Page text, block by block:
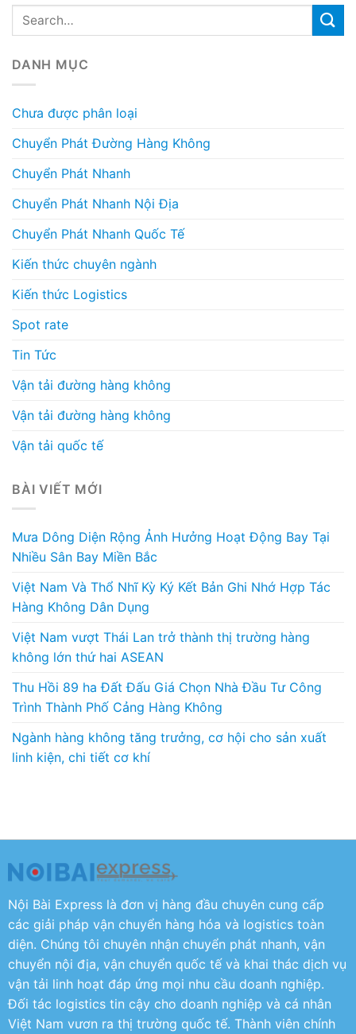
DANH MỤC
Chưa được phân loại
Chuyển Phát Đường Hàng Không
Chuyển Phát Nhanh
Chuyển Phát Nhanh Nội Địa
Chuyển Phát Nhanh Quốc Tế
Kiến thức chuyên ngành
Kiến thức Logistics
Spot rate
Tin Tức
Vận tải đường hàng không
Vận tải đường hàng không
Vận tải quốc tế
BÀI VIẾT MỚI
Mưa Dông Diện Rộng Ảnh Hưởng Hoạt Động Bay Tại
Nhiều Sân Bay Miền Bắc
Việt Nam Và Thổ Nhĩ Kỳ Ký Kết Bản Ghi Nhớ Hợp Tác
Hàng Không Dân Dụng
Việt Nam vượt Thái Lan trở thành thị trường hàng
không lớn thứ hai ASEAN
Thu Hồi 89 ha Đất Đấu Giá Chọn Nhà Đầu Tư Công
Trình Thành Phố Cảng Hàng Không
Ngành hàng không tăng trưởng, cơ hội cho sản xuất
linh kiện, chi tiết cơ khí
Nội Bài Express là đơn vị hàng đầu chuyên cung cấp
các giải pháp vận chuyển hàng hóa và logistics toàn
diện. Chúng tôi chuyên nhận chuyển phát nhanh, vận
chuyển nội địa, vận chuyển quốc tế và khai thác dịch vụ
vận tải linh hoạt đáp ứng mọi nhu cầu doanh nghiệp.
Đối tác logistics tin cậy cho doanh nghiệp và cá nhân
Việt Nam vươn ra thị trường quốc tế. Thành viên chính